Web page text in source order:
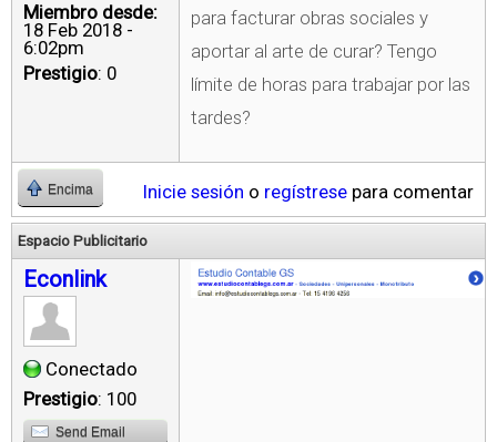
Miembro desde:
18 Feb 2018 -
6:02pm
Prestigio: 0
para facturar obras sociales y
aportar al arte de curar? Tengo
límite de horas para trabajar por las
tardes?
Encima Inicie sesión o regístrese para comentar
Espacio Publicitario
Econlink
Conectado
Prestigio: 100
Send Email